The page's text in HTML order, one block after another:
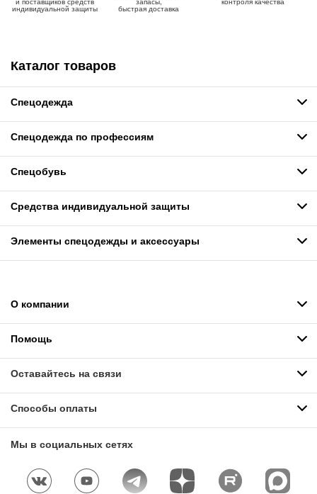
индивидуальной защиты быстрая доставка
Каталог товаров
Спецодежда
Спецодежда по профессиям
Спецобувь
Средства индивидуальной защиты
Элементы спецодежды и аксессуары
О компании
Помощь
Оставайтесь на связи
Способы оплаты
Мы в социальных сетях